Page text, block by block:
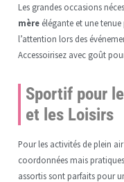
Les grandes occasions
mèreélégante et une tenue
l’attention lors des
Accessoirisez avec goût
Sportif pour
et les Loisirs
Pour les activités de plein
coordonnées mais
assortis sont parfaits pour